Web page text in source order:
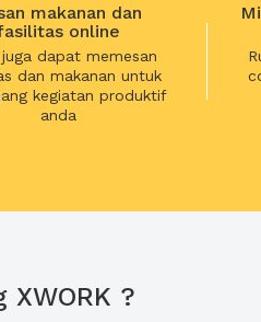
makanan dan
online
dapat memesan
dan makanan untuk
kegiatan produktif
anda
?